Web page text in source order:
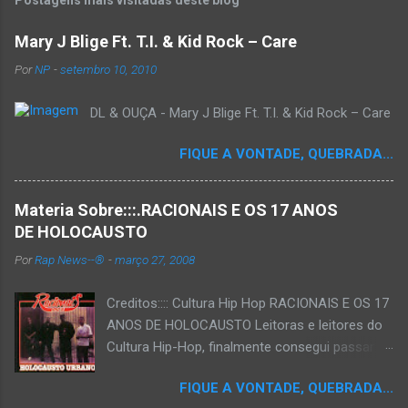
Mary J Blige Ft. T.I. & Kid Rock – Care
PorNP -setembro 10, 2010
DL & OUÇA - Mary J Blige Ft. T.I. & Kid Rock – Care
FIQUE A VONTADE, QUEBRADA...
Materia Sobre:::.RACIONAIS E OS 17 ANOS
DE HOLOCAUSTO
PorRap News--® -março 27, 2008
Creditos:::: Cultura Hip Hop RACIONAIS E OS 17
ANOS DE HOLOCAUSTO Leitoras e leitores do
Cultura Hip-Hop, finalmente consegui passar
que há muito tempo vinha maturando: uma
FIQUE A VONTADE, QUEBRADA...